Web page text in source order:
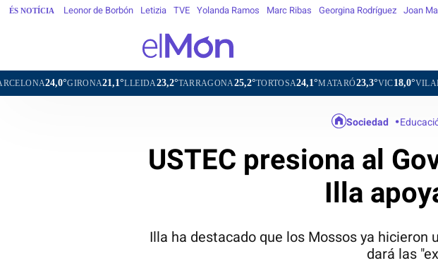
ÉS NOTÍCIA Leonor de Borbón Letizia TVE Yolanda Ramos Marc Ribas Georgina Rodríguez Joan
21,1°LLEIDA23,2°TARRAGONA25,2°TORTOSA24,1°MATARÓ23,3°VIC18,0°VILAFRANCA DEL
Sociedad
USTEC presiona al
Illa
Illa ha destacado que los Mossos ya hicieron
dará las